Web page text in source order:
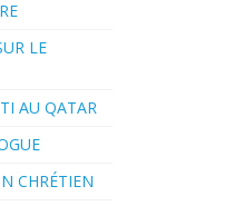
LE
AU QATAR
CHRÉTIEN